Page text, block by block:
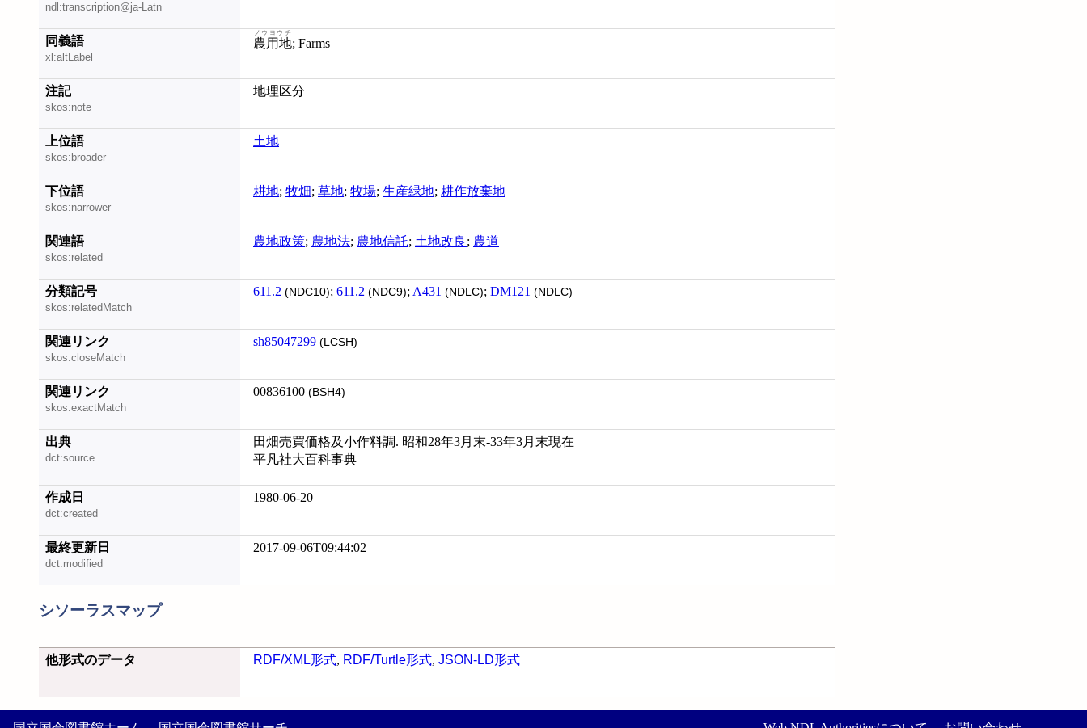
ndl:transcription@ja-Latn
同義語
xl:altLabel
農用地
ノウヨウチ
; Farms
注記
skos:note
地理区分
上位語
skos:broader
土地
下位語
skos:narrower
耕地; 牧畑; 草地; 牧場; 生産緑地; 耕作放棄地
関連語
skos:related
農地政策; 農地法; 農地信託; 土地改良 ; 農道
分類記号
skos:relatedMatch
611.2 (NDC10); 611.2 (NDC9); A431 (NDLC); DM121 (NDLC)
関連リンク
skos:closeMatch
sh85047299 (LCSH)
関連リンク
skos:exactMatch
00836100 (BSH4)
出典
dct:source
田畑売買価格及小作料調. 昭和28年3月末-33年3月末現在
平凡社大百科事典
作成日
dct:created
1980-06-20
最終更新日
dct:modified
2017-09-06T09:44:02
シソーラスマップ
他形式のデータ RDF/XML形式, RDF/Turtle形式, JSON-LD形式